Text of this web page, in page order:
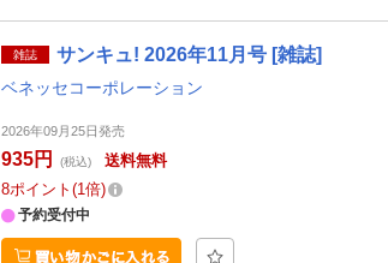
雑誌 サンキュ! 2026年11月号 [雑誌]
ベネッセコーポレーション
2026年09月25日発売
935円 (税込)
送料無料
8ポイント 1倍
予約受付中